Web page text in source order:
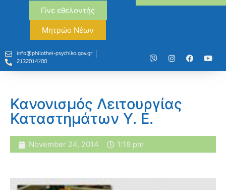
Γίνε εθελοντής
Μητρώο Νέων
info@philothei-psychiko.gov.gr
2132014700
Κανονισμός Λειτουργίας
Καταστημάτων Υ. Ε.
November 24, 2014 1:18 pm